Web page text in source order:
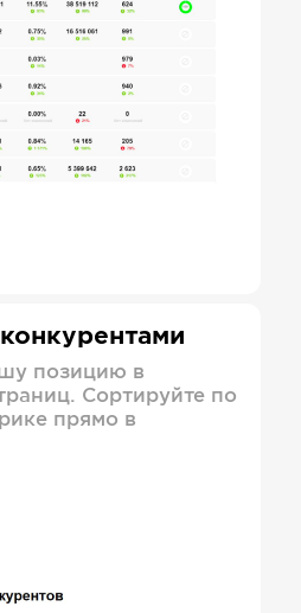
позицию в
Сортируйте по
прямо в